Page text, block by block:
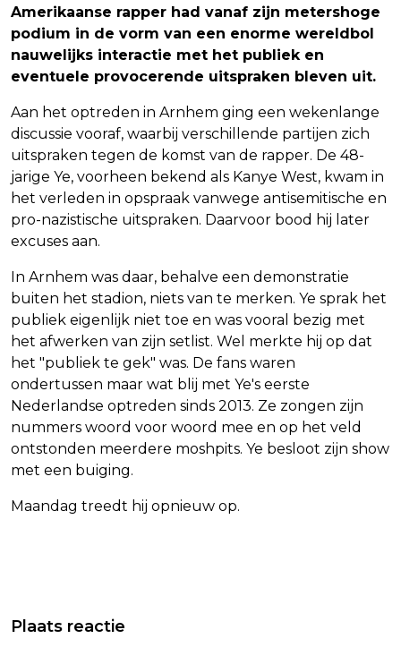
Amerikaanse rapper had vanaf zijn metershoge
podium in de vorm van een enorme wereldbol
nauwelijks interactie met het publiek en
eventuele provocerende uitspraken bleven uit.
Aan het optreden in Arnhem ging een wekenlange
discussie vooraf, waarbij verschillende partijen zich
uitspraken tegen de komst van de rapper. De 48-
jarige Ye, voorheen bekend als Kanye West, kwam in
het verleden in opspraak vanwege antisemitische en
pro-nazistische uitspraken. Daarvoor bood hij later
excuses aan.
In Arnhem was daar, behalve een demonstratie
buiten het stadion, niets van te merken. Ye sprak het
publiek eigenlijk niet toe en was vooral bezig met
het afwerken van zijn setlist. Wel merkte hij op dat
het "publiek te gek" was. De fans waren
ondertussen maar wat blij met Ye's eerste
Nederlandse optreden sinds 2013. Ze zongen zijn
nummers woord voor woord mee en op het veld
ontstonden meerdere moshpits. Ye besloot zijn show
met een buiging.
Maandag treedt hij opnieuw op.
VELUWE STILGELEGD OM AANWEZIGE
KAAPVERDIË WINT LAATSTE TEST IN
Plaats reactie